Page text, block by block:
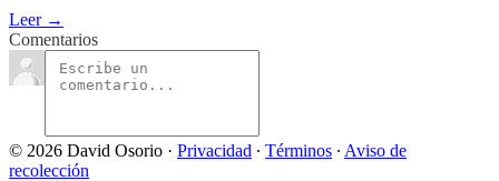
Leer →
Comentarios
© 2026 David Osorio · Privacidad ∙ Términos ∙ Aviso de
recolección